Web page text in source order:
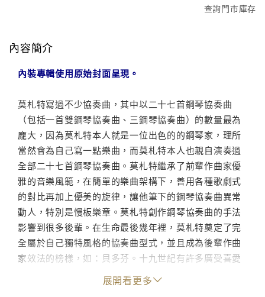
查詢門市庫存
內容簡介
內裝專輯使用原始封面呈現。
莫札特寫過不少協奏曲，其中以二十七首鋼琴協奏曲
（包括一首雙鋼琴協奏曲、三鋼琴協奏曲）的數量最為
龐大，因為莫札特本人就是一位出色的的鋼琴家，理所
當然會為自己寫一點樂曲，而莫札特本人也親自演奏過
全部二十七首鋼琴協奏曲。莫札特繼承了前輩作曲家優
雅的音樂風範，在簡單的樂曲架構下，善用各種歌劇式
的對比再加上優美的旋律，讓他筆下的鋼琴協奏曲異常
動人，特別是慢板樂章。莫札特創作鋼琴協奏曲的手法
影響到很多後輩。在生命最後幾年裡，莫札特奠定了完
全屬於自己獨特風格的協奏曲型式，並且成為後輩作曲
家效法的榜樣，如：貝多芬。十九世紀有許多廣受喜愛
的協奏曲也都是傳承自莫札特晚期的作品。
展開看更多